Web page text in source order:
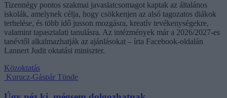
Tizennégy pontos szakmai javaslatcsomagot kaptak az általános
iskolák, amelynek célja, hogy csökkenjen az alsó tagozatos diákok
terhelése, és több idő jusson mozgásra, kreatív tevékenységekre,
valamint tapasztalati tanulásra. Az intézmények már a 2026/2027-es
tanévtől alkalmazhatják az ajánlásokat – írta Facebook-oldalán
Lannert Judit oktatási miniszter.
Közoktatás
Kurucz-Gáspár Tünde